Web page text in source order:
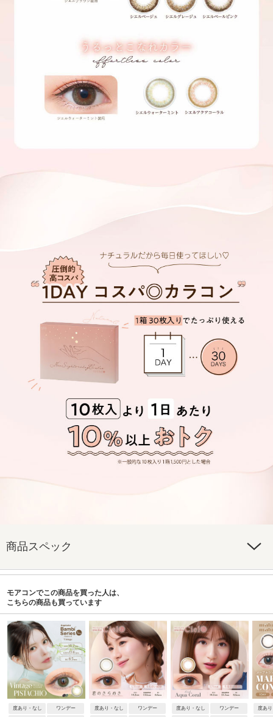
商品スペック
モアコンでこの商品を買った人は、
こちらの商品も買っています
度あり・なし ワンデー 度あり・なし ワンデー 度あり・なし ワンデー 度あ